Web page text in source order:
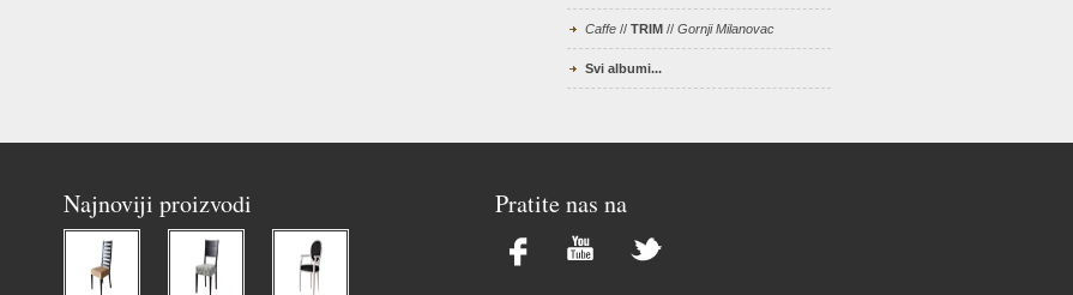
Caffe // TRIM // Gornji Milanovac
Svi albumi...
Najnoviji proizvodi Pratite nas na